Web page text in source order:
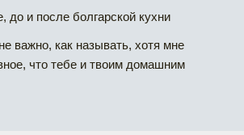
до и после болгарской кухни
важно, как называть, хотя мне
что тебе и твоим домашним